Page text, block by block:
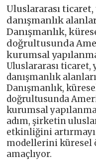
Uluslararası
danışmanlık
Danışmanlık,
doğrultusunda
kurumsal
Uluslararası ticaret,
danışmanlık
Danışmanlık,
doğrultusunda
kurumsal
adım, şirketin
etkinliğini artırmayı
modellerini küresel
amaçlıyor.